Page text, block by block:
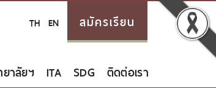
TH EN สมัครเรียน
าลัยฯ ITA SDG ติดต่อเรา